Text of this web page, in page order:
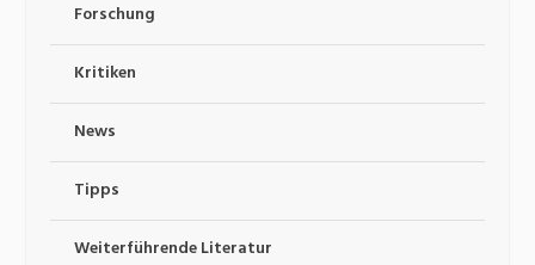
Forschung
Kritiken
News
Tipps
Weiterführende Literatur